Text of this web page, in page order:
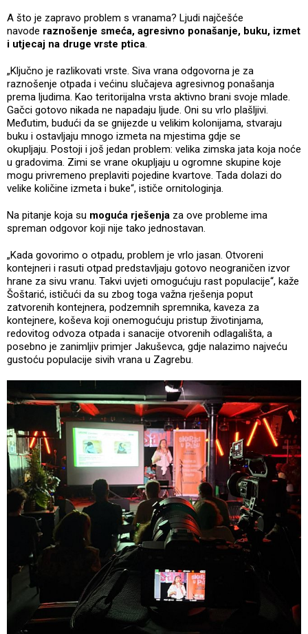
A što je zapravo problem s vranama? Ljudi najčešće
navode raznošenje smeća, agresivno ponašanje, buku, izmet
i utjecaj na druge vrste ptica.
„Ključno je razlikovati vrste. Siva vrana odgovorna je za
raznošenje otpada i većinu slučajeva agresivnog ponašanja
prema ljudima. Kao teritorijalna vrsta aktivno brani svoje mlade.
Gačci gotovo nikada ne napadaju ljude. Oni su vrlo plašljivi.
Međutim, budući da se gnijezde u velikim kolonijama, stvaraju
buku i ostavljaju mnogo izmeta na mjestima gdje se
okupljaju. Postoji i još jedan problem: velika zimska jata koja noće
u gradovima. Zimi se vrane okupljaju u ogromne skupine koje
mogu privremeno preplaviti pojedine kvartove. Tada dolazi do
velike količine izmeta i buke“, ističe ornitologinja.
Na pitanje koja su moguća rješenja za ove probleme ima
spreman odgovor koji nije tako jednostavan.
„Kada govorimo o otpadu, problem je vrlo jasan. Otvoreni
kontejneri i rasuti otpad predstavljaju gotovo neograničen izvor
hrane za sivu vranu. Takvi uvjeti omogućuju rast populacije“, kaže
Šoštarić, ističući da su zbog toga važna rješenja poput
zatvorenih kontejnera, podzemnih spremnika, kaveza za
kontejnere, koševa koji onemogućuju pristup životinjama,
redovitog odvoza otpada i sanacije otvorenih odlagališta, a
posebno je zanimljiv primjer Jakuševca, gdje nalazimo najveću
gustoću populacije sivih vrana u Zagrebu.